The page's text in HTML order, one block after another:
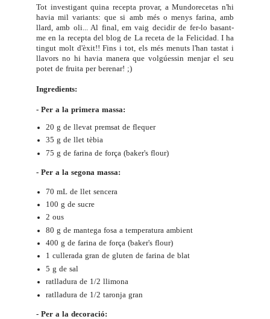
Tot investigant quina recepta provar, aMundorecetas n'hi
havia mil variants: que si amb més o menys farina, amb
llard, amb oli... Al final, em vaig decidir de fer-lo basant-
me en la recepta del blog de La receta de la Felicidad . I ha
tingut molt d'èxit!! Fins i tot, els més menuts l'han tastat i
llavors no hi havia manera que volgúessin menjar el seu
potet de fruita per berenar! ;)
Ingredients:
- Per a la primera massa:
20 g de llevat premsat de flequer
35 g de llet tèbia
75 g de farina de força (baker's flour)
- Per a la segona massa:
70 mL de llet sencera
100 g de sucre
2 ous
80 g de mantega fosa a temperatura ambient
400 g de farina de força (baker's flour)
1 cullerada gran de gluten de farina de blat
5 g de sal
ratlladura de 1/2 llimona
ratlladura de 1/2 taronja gran
- Per a la decoració: